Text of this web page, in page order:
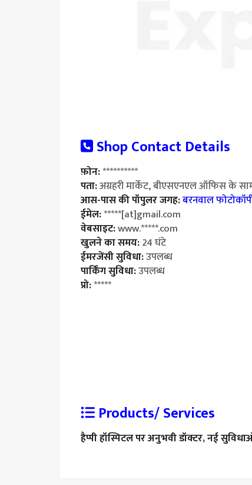
Shop Contact Details
फ़ोन:**********
पता:अग्रहरी मार्केट, बीएसएनएल ऑफिस के
आस-पास की पॉपुलर जगह:बरनवाल
ईमेल:*****[at]gmail.com
वेबसाइट:www.*****.com
खुलने का समय:24 घंटे
ईमरजेंसी सुविधा:उपलब्ध
पार्किंग सुविधा:उपलब्ध
प्रो:*****
Products/ Services
हैप्पी हॉस्पिटल पर अनुभवी डॉक्टर, नई